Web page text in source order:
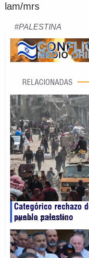
lam/mrs
#PALESTINA
RELACIONADAS
Categórico rechazo
pueblo palestino
agosto 5, 202613:00